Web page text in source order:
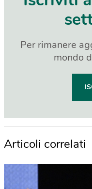
Per rimanere
mondo
Articoli correlati